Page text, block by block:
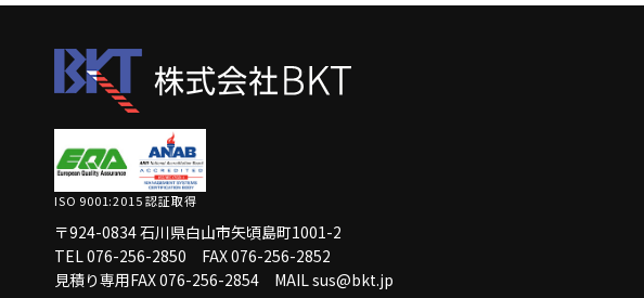
ISO 9001:2015 認証取得
〒924-0834 石川県白山市矢頃島町1001-2
TEL 076-256-2850
FAX 076-256-2852
見積り専用FAX 076-256-2854
MAIL sus@bkt.jp